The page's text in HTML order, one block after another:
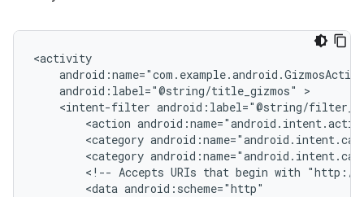
android:label="@string/title_gizmos"
<intent-filter
<action
<category
<category
<!-- Accepts URIs that begin with "http://
<data